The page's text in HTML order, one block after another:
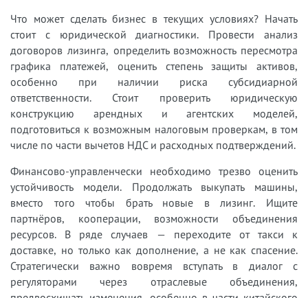
Что может сделать бизнес в текущих условиях? Начать
стоит с юридической диагностики. Провести анализ
договоров лизинга, определить возможность пересмотра
графика платежей, оценить степень защиты активов,
особенно при наличии риска субсидиарной
ответственности. Стоит проверить юридическую
конструкцию арендных и агентских моделей,
подготовиться к возможным налоговым проверкам, в том
числе по части вычетов НДС и расходных подтверждений.
Финансово-управленчески необходимо трезво оценить
устойчивость модели. Продолжать выкупать машины,
вместо того чтобы брать новые в лизинг. Ищите
партнёров, кооперации, возможности объединения
ресурсов. В ряде случаев — переходите от такси к
доставке, но только как дополнение, а не как спасение.
Стратегически важно вовремя вступать в диалог с
регуляторами через отраслевые объединения,